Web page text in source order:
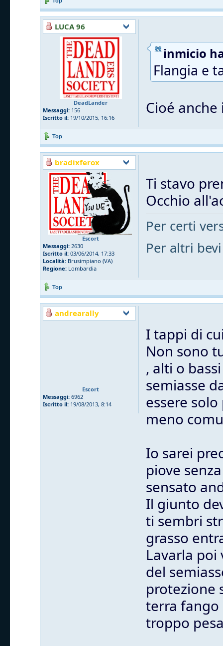
LUCA 96
DeadLander
Messaggi: 156
Iscritto il: 19/10/2015, 16:16
inmicio
Flangia e
Cioé
Top
bradixferox
Escort
Messaggi: 2630
Iscritto il: 03/06/2014, 17:33
Località: Brusimpiano (VA)
Regione: Lombardia
Ti stavo
Occhio
Per certi
Per altri bevi
Top
andrearally
Escort
Messaggi: 6962
Iscritto il: 19/08/2013, 8:14
I tappi di
Non sono
, alti o
semiasse
essere
meno
Io sarei
piove
sensato
Il giunto
ti sembri
grasso
Lavarla
del
protezione
terra
troppo